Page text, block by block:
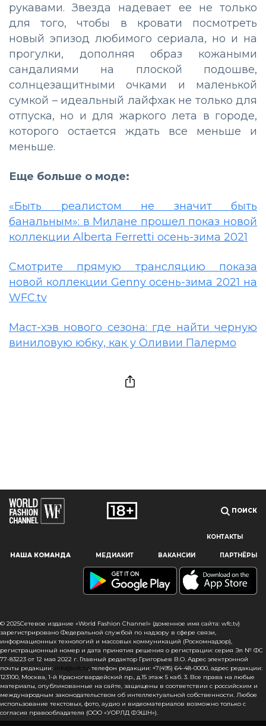
Наш сайт использует файлы cookie и похожие технологии,
пользователям, предоставляя персонализированную
информацию, запоминая предпочтения в области
сайта, вы подтверждаете свое согласие на использование
файлов cookie в соответствии с настоящим уведомлением
в отношении данного типа файлов. Если вы не согласны
с тем, чтобы мы использовали данный тип файлов,
то вы должны соответствующим образом установить
настройки вашего браузера или не использовать сайт wfc.tv
рукавами. Звезда надевает ее не только
для того, чтобы в кровати посмотреть
новый эпизод любимого сериала, но и на
прогулки, дополняя образ кожаными
сандалиями на плоской подошве,
солнцезащитными очками и маленькой
сумкой – идеальный лайфхак не только для
отпуска, но и для жаркого лета в городе,
которого остается ждать все меньше и
меньше.
Еще больше о моде:
«Быть реалистом не значит быть
банальным»: в Милане прошел показ новой
коллекции Alberta Ferretti осень-зима 2021
Смотрите прямую трансляцию показа
новой коллекции Genny осень-зима 2021 на
WFC.tv
Маст-хэв нового сезона: где найти черную
виниловую юбку, как у Оливии Палермо
ПОИСК
КОНТАКТЫ
НАША КОМАНДА МЕДИАКИТ ВАКАНСИИ ПАРТНЁРЫ
© 2025Сетевое издание «World Fashion Channel» (доменное имя сайта: wfc.tv)
зарегистрировано Федеральной службой по надзору в сфере связи,
информационных технологий и массовых коммуникаций (Роскомнадзор),
регистрационный номер и дата принятия решения о регистрации: серия Эл № ФС
77-83223 от 12 мая 2022 г. Главный редактор Григорьев В.О. Адрес электронной
почты редакции: info@wfc.tv, телефон редакции: +7(495) 64-48-0000, адрес редакции:
123100, Москва, 1-й Красногвардейский пр., д.15 этаж 5 каб. 3. Все права на любые
материалы, опубликованные на сайте, защищены в соответствии с российским и
международным законодательством об интеллектуальной собственности. Любое
использование текстовых, фото, аудио и видеоматериалов возможно только с
согласия правообладателя (ООО «УОРЛД ФЭШН»).